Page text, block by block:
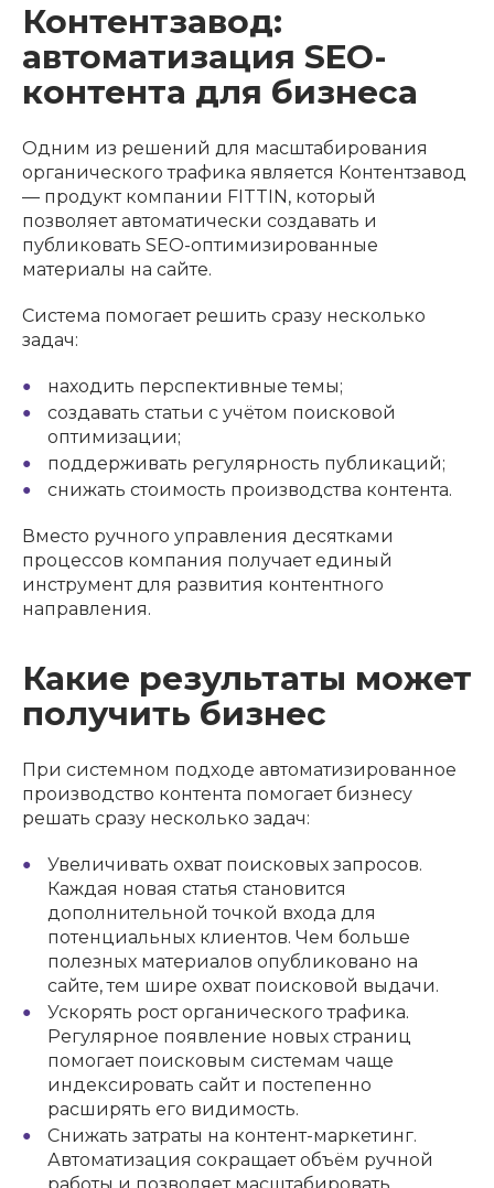
Контентзавод:
автоматизация SEO-
контента для бизнеса
Одним из решений для масштабирования
органического трафика является Контентзавод
— продукт компании FITTIN, который
позволяет автоматически создавать и
публиковать SEO-оптимизированные
материалы на сайте.
Система помогает решить сразу несколько
задач:
находить перспективные темы;
создавать статьи с учётом поисковой
оптимизации;
поддерживать регулярность публикаций;
снижать стоимость производства контента.
Вместо ручного управления десятками
процессов компания получает единый
инструмент для развития контентного
направления.
Какие результаты может
получить бизнес
При системном подходе автоматизированное
производство контента помогает бизнесу
решать сразу несколько задач:
Увеличивать охват поисковых запросов.
Каждая новая статья становится
дополнительной точкой входа для
потенциальных клиентов. Чем больше
полезных материалов опубликовано на
сайте, тем шире охват поисковой выдачи.
Ускорять рост органического трафика.
Регулярное появление новых страниц
помогает поисковым системам чаще
индексировать сайт и постепенно
расширять его видимость.
Снижать затраты на контент-маркетинг.
Автоматизация сокращает объём ручной